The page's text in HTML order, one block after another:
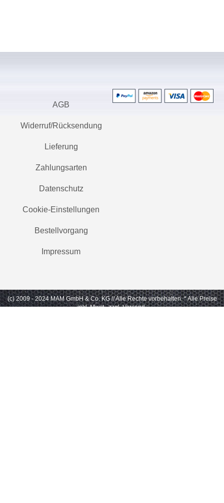
AGB
Widerruf/Rücksendung
Lieferung
Zahlungsarten
Datenschutz
Cookie-Einstellungen
Bestellvorgang
Impressum
(c) 2009 - 2024 MAM GmbH & Co. KG // Alle Rechte vorbehalten. * Alle Preise
inkl. Mwst., zzgl. Versand.